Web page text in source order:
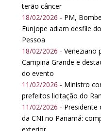
terão câncer
18/02/2026 - PM,
Funjope adiam desfile
Pessoa
18/02/2026 - Veneziano
Campina Grande e
do evento
11/02/2026 - Ministro
prefeitos licitação do
11/02/2026 - Presidente
da CNI no Panamá: